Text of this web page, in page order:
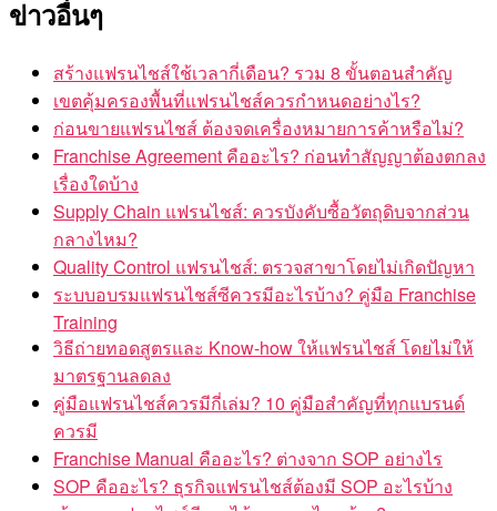
สร้างแฟรนไชส์ใช้เวลากี่เดือน? รวม 8 ขั้นตอนสำคัญ
เขตคุ้มครองพื้นที่แฟรนไชส์ควรกำหนดอย่างไร?
ก่อนขายแฟรนไชส์ ต้องจดเครื่องหมายการค้าหรือไม่?
Franchise Agreement คืออะไร? ก่อนทำสัญญาต้องตกลง
เรื่องใดบ้าง
Supply Chain แฟรนไชส์: ควรบังคับซื้อวัตถุดิบจากส่วน
กลางไหม?
Quality Control แฟรนไชส์: ตรวจสาขาโดยไม่เกิดปัญหา
ระบบอบรมแฟรนไชส์ซีควรมีอะไรบ้าง? คู่มือ Franchise
Training
วิธีถ่ายทอดสูตรและ Know-how ให้แฟรนไชส์ โดยไม่ให้
มาตรฐานลดลง
คู่มือแฟรนไชส์ควรมีกี่เล่ม? 10 คู่มือสำคัญที่ทุกแบรนด์
ควรมี
Franchise Manual คืออะไร? ต่างจาก SOP อย่างไร
SOP คืออะไร? ธุรกิจแฟรนไชส์ต้องมี SOP อะไรบ้าง
เจ้าของแฟรนไชส์มีรายได้จากทางไหนบ้าง? นอกจาก